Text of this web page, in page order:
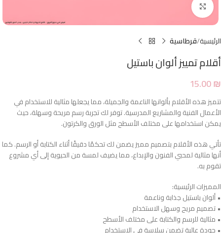
Click to enlarge
الرئيسية قرطاسية
أقلام تمييز ألوان باستيل
15.00₪
تتميز هذه الأقلام بألوانها الناعمة والجميلة، مما يجعلها مثالية للاستخدام في
الأعمال الفنية والمشاريع المدرسية. توفر لك تجربة رسم مريحة وسهلة، حيث
يمكن استخدامها على مختلف الأسطح مثل الورق والكرتون.
تأتي هذه الأقلام بتصميم مميز يضمن لك تحكمًا دقيقًا أثناء الكتابة أو الرسم. كما
أنها مثالية لمحبي الفنون والإبداع، مما يضيف لمسة من الحيوية إلى أي مشروع
تقوم به.
المميزات الرئيسية:
• ألوان باستيل جذابة وناعمة
• تصميم مريح وسهل الاستخدام
• مثالية للرسم والكتابة على مختلف الأسطح
• جودة عالية تضمن سلاسة في الاستخدام